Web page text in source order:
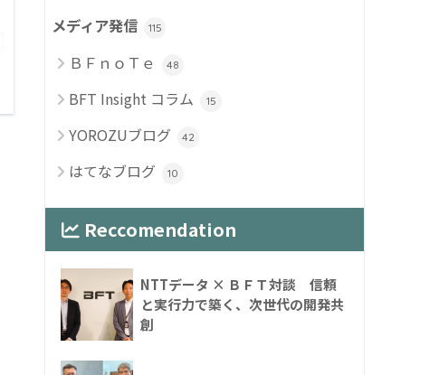
メディア発信 115
ＢＦｎｏＴｅ 48
BFT Insight コラム 15
YOROZUブログ 42
はてなブログ 10
Reccomendation
NTTデータ × ＢＦＴ対談 信頼
と実行力で築く、次世代の開発共
創